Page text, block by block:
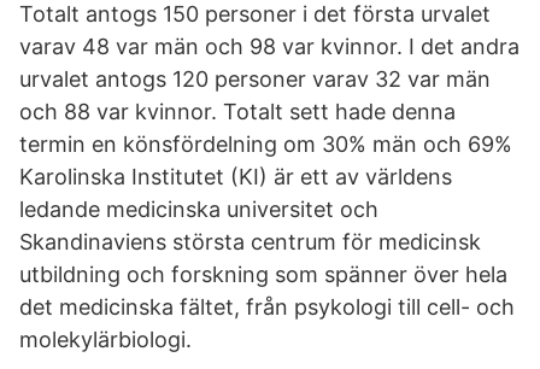
Totalt antogs 150 personer i det första urvalet
varav 48 var män och 98 var kvinnor. I det andra
urvalet antogs 120 personer varav 32 var män
och 88 var kvinnor. Totalt sett hade denna
termin en könsfördelning om 30% män och 69%
Karolinska Institutet (KI) är ett av världens
ledande medicinska universitet och
Skandinaviens största centrum för medicinsk
utbildning och forskning som spänner över hela
det medicinska fältet, från psykologi till cell- och
molekylärbiologi.